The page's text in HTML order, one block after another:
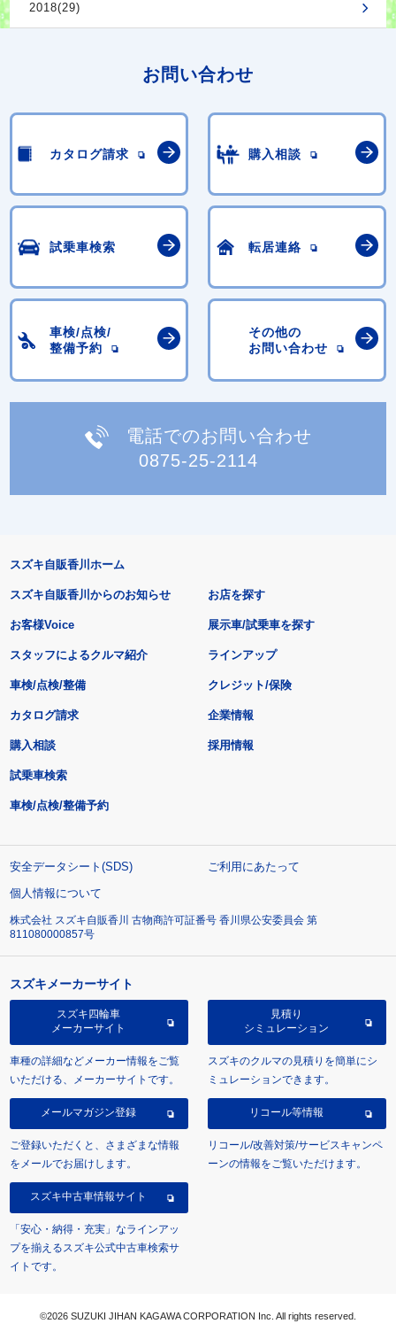
2018(29)
お問い合わせ
カタログ請求 購入相談
試乗車検索 転居連絡
車検/点検/
整備予約
その他の
お問い合わせ
電話でのお問い合わせ
0875-25-2114
スズキ自販香川ホーム
スズキ自販香川からのお知らせ
お客様Voice
スタッフによるクルマ紹介
お店を探す
展示車/試乗車を探す
ラインアップ
車検/点検/整備 クレジット/保険
カタログ請求
購入相談
試乗車検索
車検/点検/整備予約
企業情報
採用情報
安全データシート(SDS)
ご利用にあたって
個人情報について
株式会社 スズキ自販香川 古物商許可証番号 香川県公安委員会 第
811080000857号
スズキメーカーサイト
スズキ四輪車
メーカーサイト
車種の詳細などメーカー情報をご覧
いただける、メーカーサイトです。
見積り
シミュレーション
スズキのクルマの見積りを簡単にシ
ミュレーションできます。
メールマガジン登録
ご登録いただくと、さまざまな情報
をメールでお届けします。
リコール等情報
リコール/改善対策/サービスキャンペ
ーンの情報をご覧いただけます。
スズキ中古車情報サイト
「安心・納得・充実」なラインアッ
プを揃えるスズキ公式中古車検索サ
イトです。
©2026 SUZUKI JIHAN KAGAWA CORPORATION Inc. All rights reserved.